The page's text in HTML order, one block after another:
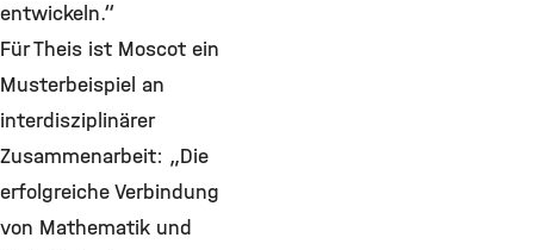
entwickeln.“
Für Theis ist Moscot ein
Musterbeispiel an
interdisziplinärer
Zusammenarbeit: „Die
erfolgreiche Verbindung
von Mathematik und